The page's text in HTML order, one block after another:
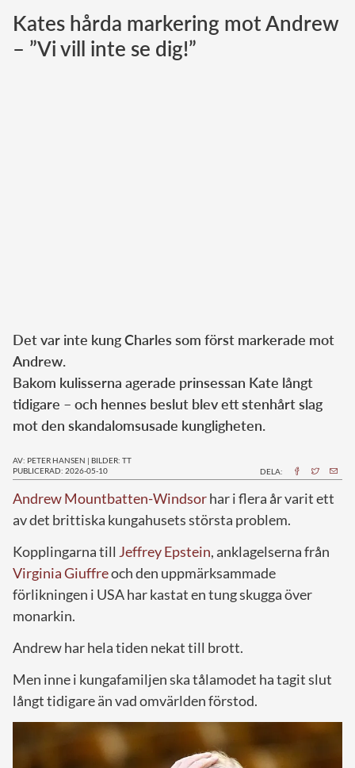
Norska kungahuset
Danska kungahuset
Kates hårda markering mot Andrew
– ”Vi vill inte se dig!”
Det var inte kung Charles som först markerade mot
Andrew.
Bakom kulisserna agerade prinsessan Kate långt
tidigare – och hennes beslut blev ett stenhårt slag
mot den skandalomsusade kungligheten.
AV: PETER HANSEN | BILDER: TT
PUBLICERAD: 2026-05-10
DELA:
Andrew Mountbatten-Windsorhar i flera år varit ett
av det brittiska kungahusets största problem.
Kopplingarna till Jeffrey Epstein, anklagelserna från
Virginia Giuffreoch den uppmärksammade
förlikningen i USA har kastat en tung skugga över
monarkin.
Andrew har hela tiden nekat till brott.
Men inne i kungafamiljen ska tålamodet ha tagit slut
långt tidigare än vad omvärlden förstod.